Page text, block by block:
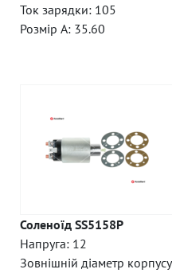
Ток зарядки: 105
Розмір A: 35.60
Соленоїд SS5158P
Напруга: 12
Зовнішній діаметр корпусу